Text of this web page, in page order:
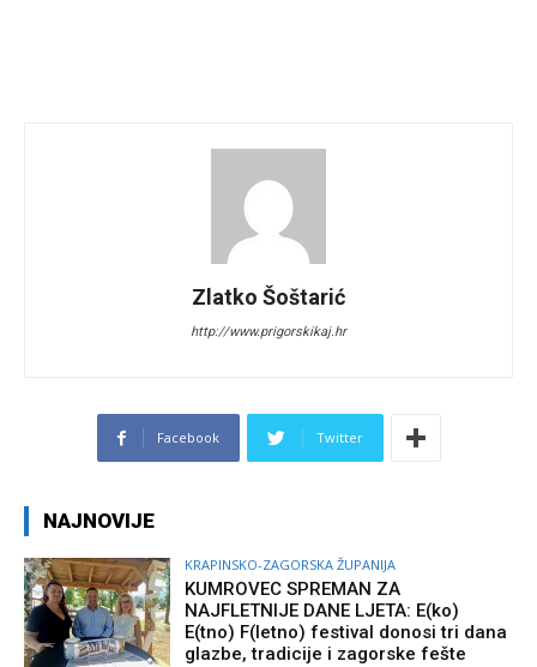
Zlatko Šoštarić
http://www.prigorskikaj.hr
Facebook Twitter
NAJNOVIJE
KRAPINSKO-ZAGORSKA ŽUPANIJA
KUMROVEC SPREMAN ZA
NAJFLETNIJE DANE LJETA: E(ko)
E(tno) F(letno) festival donosi tri dana
glazbe, tradicije i zagorske fešte